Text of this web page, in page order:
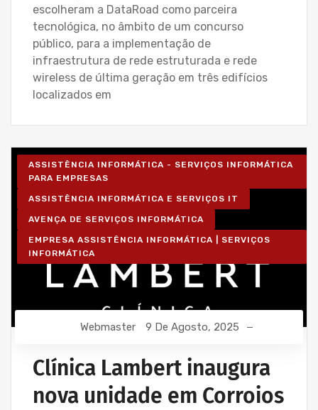
escolheram a DataRoad como parceira
tecnológica, no âmbito de um concurso
público, para a implementação de
infraestrutura de rede estruturada e rede
wireless de última geração em três edifícios
localizados em
ASSISTÊNCIA INFORMÁTICA - SERVIÇOS INFORMÁTICA
PARA EMPRESAS
ASSISTÊNCIA INFORMÁTICA E SERVIÇOS IT
AVENÇA DE SERVIÇOS INFORMÁTICA
EMPRESA ASSISTÊNCIA INFORMÁTICA | SERVIÇOS
INFORMÁTICA
Webmaster 9 De Agosto, 2025
Clínica Lambert inaugura
nova unidade em Corroios